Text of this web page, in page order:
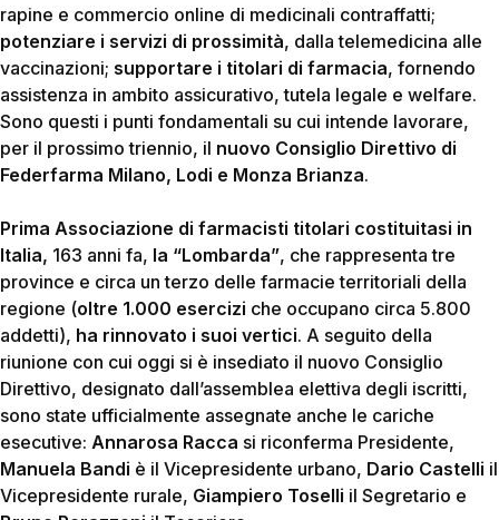
rapine e commercio online di medicinali contraffatti;
potenziare i servizi di prossimità, dalla telemedicina alle
vaccinazioni; supportare i titolari di farmacia, fornendo
assistenza in ambito assicurativo, tutela legale e welfare.
Sono questi i punti fondamentali su cui intende lavorare,
per il prossimo triennio, il nuovo Consiglio Direttivo di
Federfarma Milano, Lodi e Monza Brianza.
Prima Associazione di farmacisti titolari costituitasi in
Italia, 163 anni fa, la “Lombarda”, che rappresenta tre
province e circa un terzo delle farmacie territoriali della
regione (oltre 1.000 esercizi che occupano circa 5.800
addetti), ha rinnovato i suoi vertici. A seguito della
riunione con cui oggi si è insediato il nuovo Consiglio
Direttivo, designato dall’assemblea elettiva degli iscritti,
sono state ufficialmente assegnate anche le cariche
esecutive: Annarosa Racca si riconferma Presidente,
Manuela Bandi è il Vicepresidente urbano, Dario Castelli il
Vicepresidente rurale, Giampiero Toselli il Segretario e